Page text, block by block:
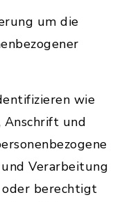
um die
wie
Anschrift und
Verarbeitung
berechtigt